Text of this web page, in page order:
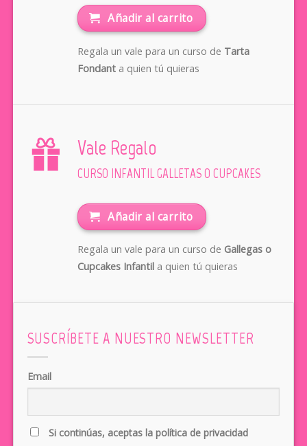
Añadir al carrito
Regala un vale para un curso de Tarta
Fondanta quien tú quieras
Vale Regalo
CURSO INFANTIL GALLETAS O CUPCAKES
Añadir al carrito
Regala un vale para un curso de Gallegas o
Cupcakes Infantila quien tú quieras
SUSCRÍBETE A NUESTRO NEWSLETTER
Email
Si continúas, aceptas la política de privacidad